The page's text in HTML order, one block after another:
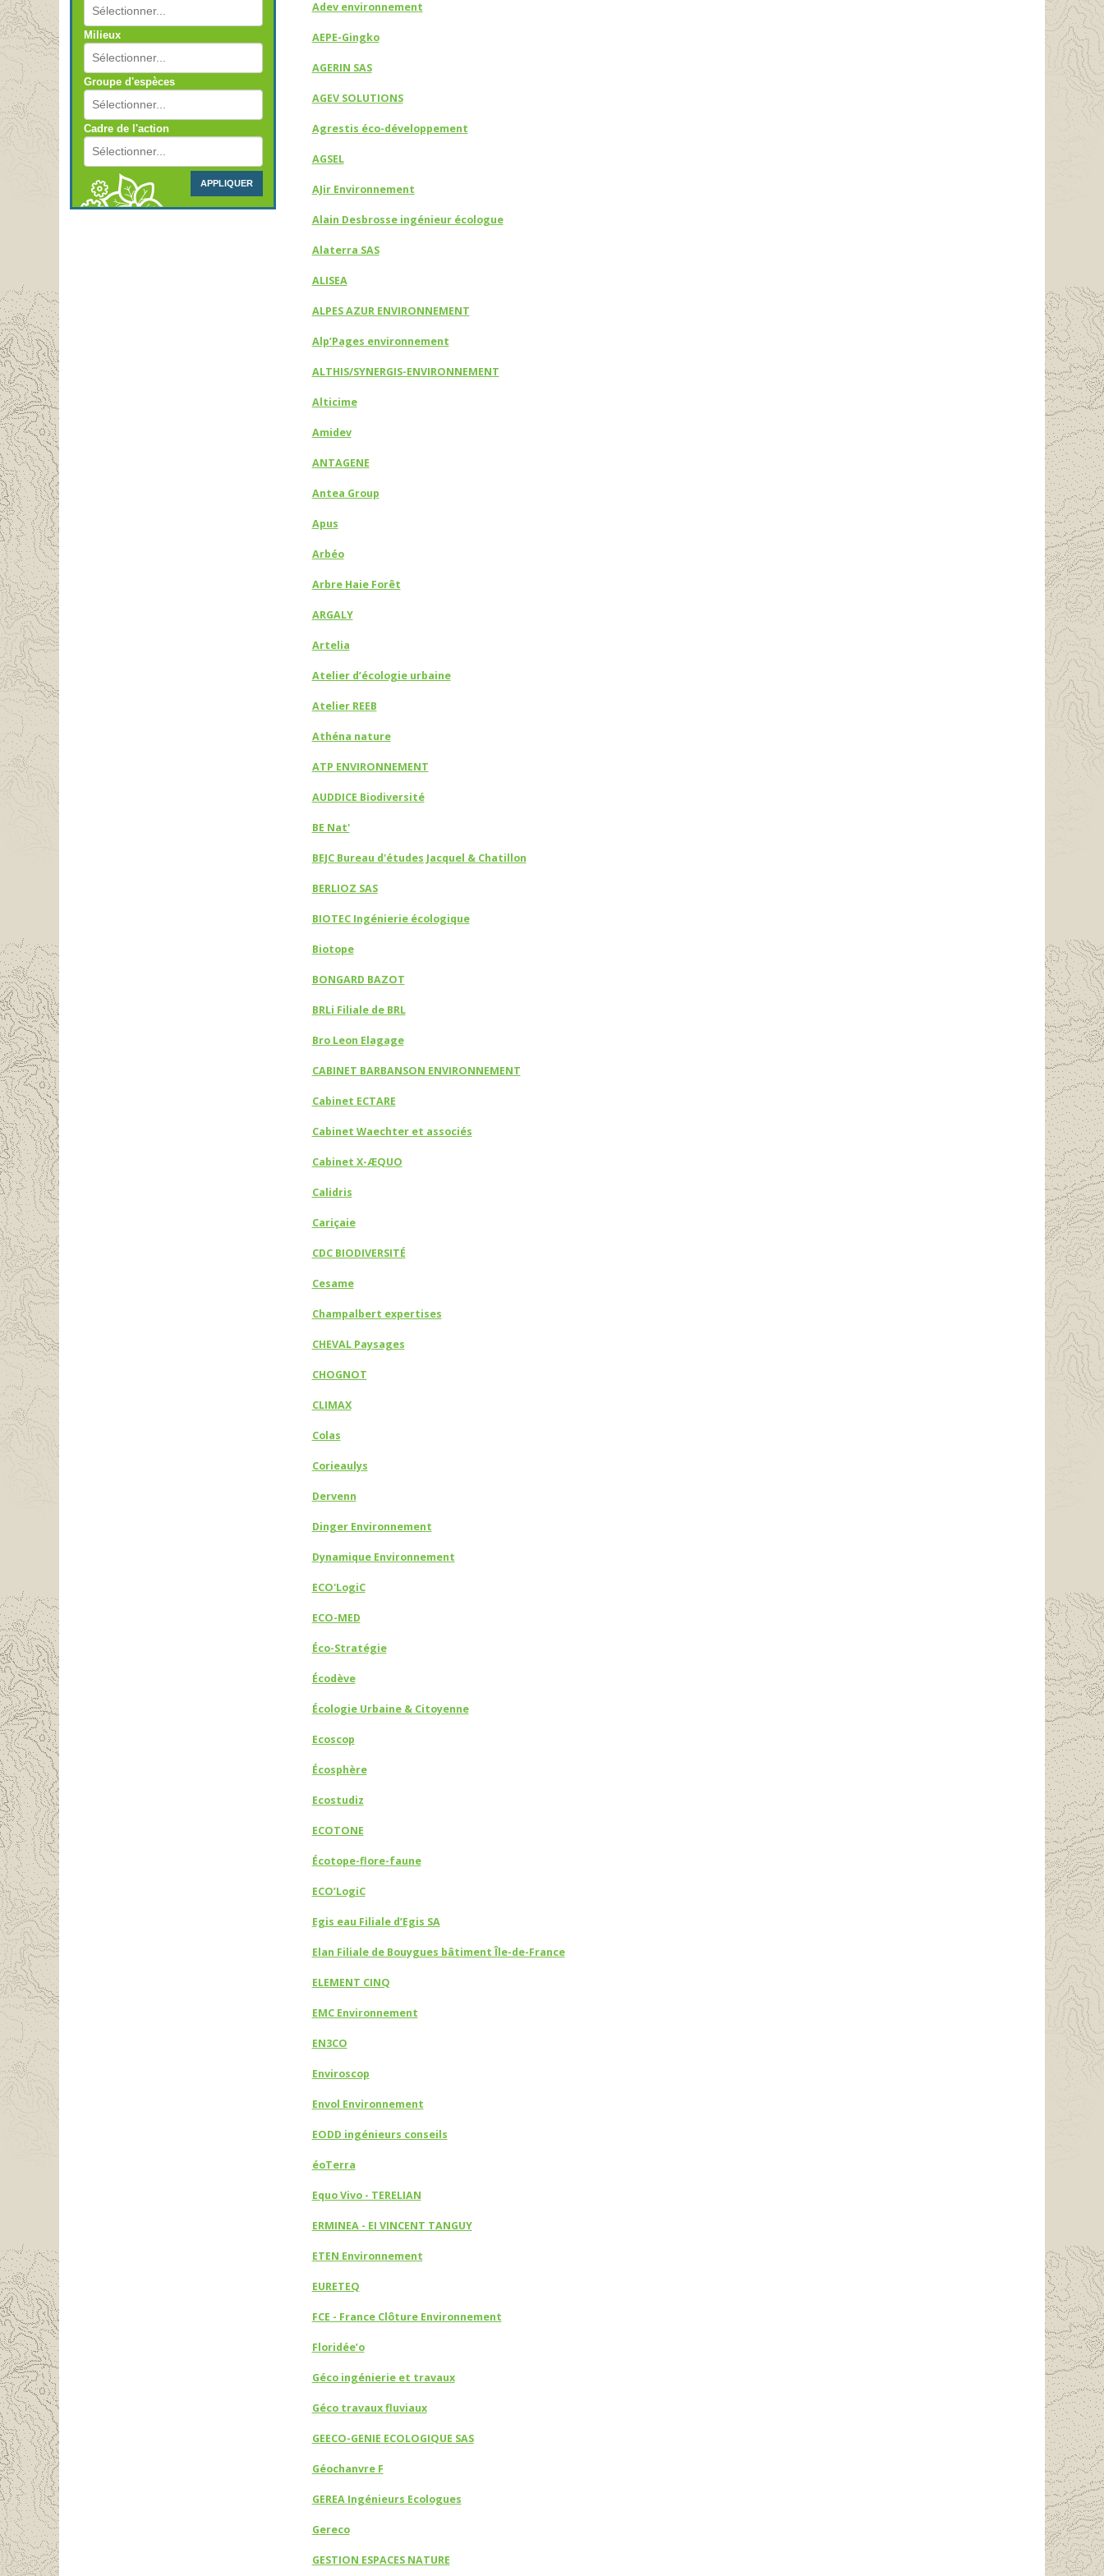
Milieux
Groupe d'espèces
Cadre de l'action
APPLIQUER
Adev environnement
AEPE-Gingko
AGERIN SAS
AGEV SOLUTIONS
Agrestis éco-développement
AGSEL
AJir Environnement
Alain Desbrosse ingénieur écologue
Alaterra SAS
ALISEA
ALPES AZUR ENVIRONNEMENT
Alp’Pages environnement
ALTHIS/SYNERGIS-ENVIRONNEMENT
Alticime
Amidev
ANTAGENE
Antea Group
Apus
Arbéo
Arbre Haie Forêt
ARGALY
Artelia
Atelier d’écologie urbaine
Atelier REEB
Athéna nature
ATP ENVIRONNEMENT
AUDDICE Biodiversité
BE Nat'
BEJC Bureau d'études Jacquel & Chatillon
BERLIOZ SAS
BIOTEC Ingénierie écologique
Biotope
BONGARD BAZOT
BRLi Filiale de BRL
Bro Leon Elagage
CABINET BARBANSON ENVIRONNEMENT
Cabinet ECTARE
Cabinet Waechter et associés
Cabinet X-ÆQUO
Calidris
Cariçaie
CDC BIODIVERSITÉ
Cesame
Champalbert expertises
CHEVAL Paysages
CHOGNOT
CLIMAX
Colas
Corieaulys
Dervenn
Dinger Environnement
Dynamique Environnement
ECO'LogiC
ECO-MED
Éco-Stratégie
Écodève
Écologie Urbaine & Citoyenne
Ecoscop
Écosphère
Ecostudiz
ECOTONE
Écotope-flore-faune
ECO’LogiC
Egis eau Filiale d’Egis SA
Elan Filiale de Bouygues bâtiment Île-de-France
ELEMENT CINQ
EMC Environnement
EN3CO
Enviroscop
Envol Environnement
EODD ingénieurs conseils
éoTerra
Equo Vivo - TERELIAN
ERMINEA - EI VINCENT TANGUY
ETEN Environnement
EURETEQ
FCE - France Clôture Environnement
Floridée’o
Géco ingénierie et travaux
Géco travaux fluviaux
GEECO-GENIE ECOLOGIQUE SAS
Géochanvre F
GEREA Ingénieurs Ecologues
Gereco
GESTION ESPACES NATURE